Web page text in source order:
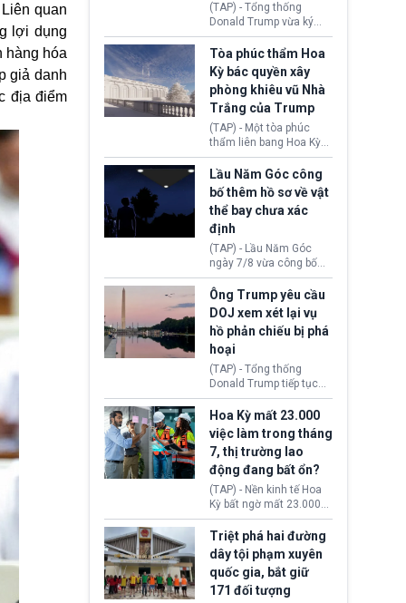
quan
lợi dụng
hàng hóa
giả danh
địa điểm
(TAP) - Tổng thống
Donald Trump vừa ký
sắc lệnh áp thuế bổ
sung 15% cùng cơ chế
giá sàn nhập khẩu
nghiêm ngặt đối với
polysilicon và các sản
phẩm hạ nguồn. Quyết
định này nhằm khôi
phục chuỗi cung ứng
công nghệ, năng lượng
mặt trời nội địa trước sự
thống trị của Trung
Quốc.
Tòa phúc thẩm Hoa
Kỳ bác quyền xây
phòng khiêu vũ Nhà
Trắng của Trump
(TAP) - Một tòa phúc
thẩm liên bang Hoa Kỳ
vừa phán quyết, chính
quyền Tổng thống
Donald Trump không có
quyền tự ý xây phòng
khiêu vũ mới rộng
khoảng 90.000 feet
vuông tại khu vực Cánh
Đông Nhà Trắng.
Lầu Năm Góc công
bố thêm hồ sơ về vật
thể bay chưa xác
định
(TAP) - Lầu Năm Góc
ngày 7/8 vừa công bố
thêm 41 hồ sơ liên quan
đến UFO hay còn được
gọi là hiện tượng bất
thường chưa xác định
(UAP). Những tài liệu này
bao gồm hình ảnh,
video, báo cáo từ nhiều
cơ quan khác nhau như
Cục Điều tra Liên bang
(FBI), Cơ quan Tình báo
Trung ương (CIA) và Bộ
Ngoại giao (DOS).
Ông Trump yêu cầu
DOJ xem xét lại vụ
hồ phản chiếu bị phá
hoại
(TAP) - Tổng thống
Donald Trump tiếp tục
cho rằng, hồ phản chiếu
trước Đài tưởng niệm
Lincoln bị phá hoại. Lãnh
đạo Nhà Trắng yêu cầu
Bộ Tư pháp (DOJ) xem
xét lại quyết định hủy
truy tố những cá nhân bị
nghi ngờ làm hư hại
công trình.
Hoa Kỳ mất 23.000
việc làm trong tháng
7, thị trường lao
động đang bất ổn?
(TAP) - Nền kinh tế Hoa
Kỳ bất ngờ mất 23.000
việc làm vào tháng 7,
cho thấy thị trường lao
động có dấu hiệu suy
yếu sau thời gian duy trì
tương đối ổn định suốt
nửa năm 2026.
Triệt phá hai đường
dây tội phạm xuyên
quốc gia, bắt giữ
171 đối tượng